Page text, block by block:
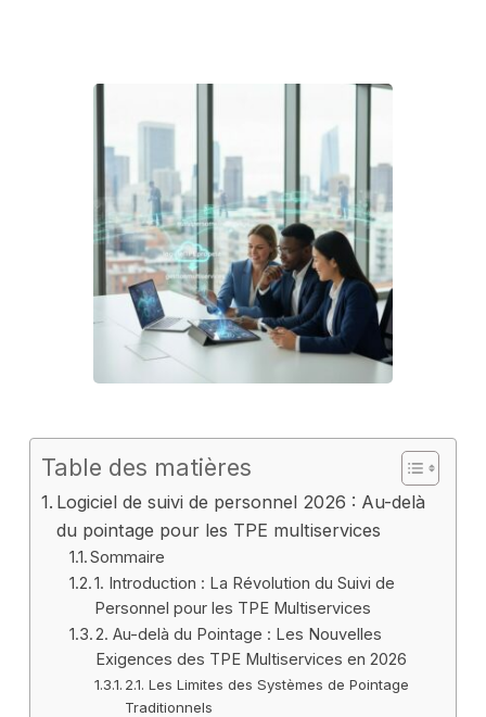
Table des matières
Logiciel de suivi de personnel 2026 : Au-delà
du pointage pour les TPE multiservices
Sommaire
1. Introduction : La Révolution du Suivi de
Personnel pour les TPE Multiservices
2. Au-delà du Pointage : Les Nouvelles
Exigences des TPE Multiservices en 2026
2.1. Les Limites des Systèmes de Pointage
Traditionnels